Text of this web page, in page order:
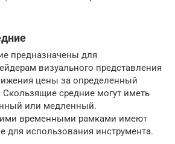
предназначены для
визуального представления
цены за определенный
средние могут иметь
или медленный.
временными рамками имеют
для использования инструмента.